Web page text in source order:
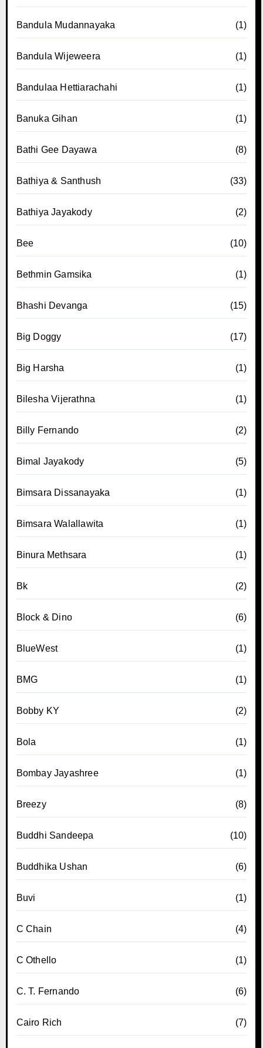
Bandula Mudannayaka (1)
Bandula Wijeweera (1)
Bandulaa Hettiarachahi (1)
Banuka Gihan (1)
Bathi Gee Dayawa (8)
Bathiya & Santhush (33)
Bathiya Jayakody (2)
Bee (10)
Bethmin Gamsika (1)
Bhashi Devanga (15)
Big Doggy (17)
Big Harsha (1)
Bilesha Vijerathna (1)
Billy Fernando (2)
Bimal Jayakody (5)
Bimsara Dissanayaka (1)
Bimsara Walallawita (1)
Binura Methsara (1)
Bk (2)
Block & Dino (6)
BlueWest (1)
BMG (1)
Bobby KY (2)
Bola (1)
Bombay Jayashree (1)
Breezy (8)
Buddhi Sandeepa (10)
Buddhika Ushan (6)
Buvi (1)
C Chain (4)
C Othello (1)
C. T. Fernando (6)
Cairo Rich (7)